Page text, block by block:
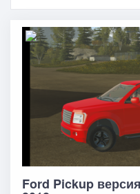
Ford Pickup